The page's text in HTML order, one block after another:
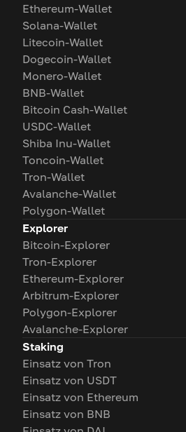
Ethereum-Wallet
Solana-Wallet
Litecoin-Wallet
Dogecoin-Wallet
Monero-Wallet
BNB-Wallet
Bitcoin Cash-Wallet
USDC-Wallet
Shiba Inu-Wallet
Toncoin-Wallet
Tron-Wallet
Avalanche-Wallet
Polygon-Wallet
Explorer
Bitcoin-Explorer
Tron-Explorer
Ethereum-Explorer
Arbitrum-Explorer
Polygon-Explorer
Avalanche-Explorer
Staking
Einsatz von Tron
Einsatz von USDT
Einsatz von Ethereum
Einsatz von BNB